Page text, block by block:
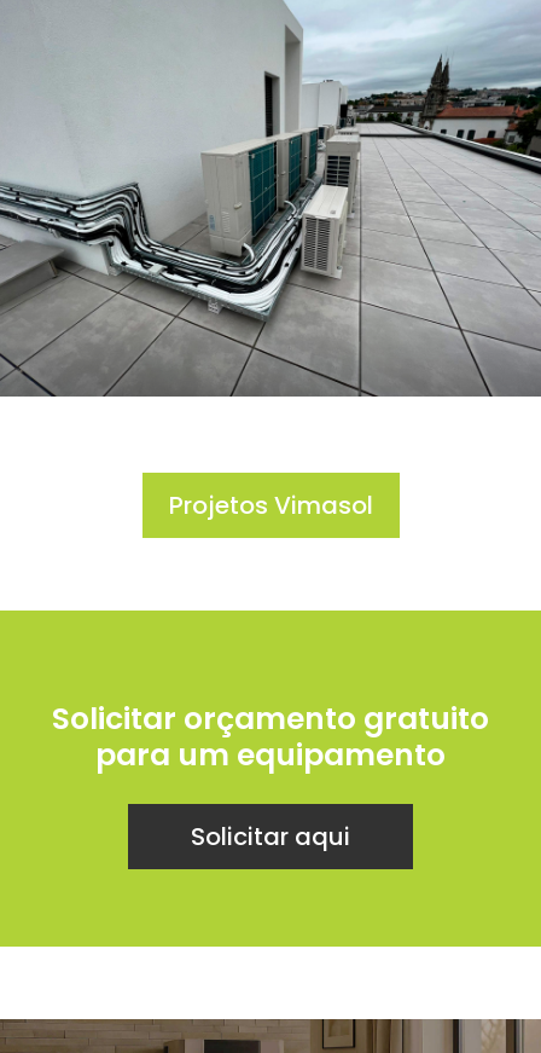
Projetos Vimasol
Solicitar orçamento gratuito
para um equipamento
Solicitar aqui